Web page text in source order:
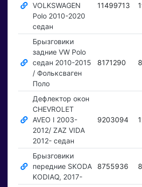
VOLKSWAGEN
Polo 2010-2020
седан
11499713
Брызговики
задние VW Polo
седан 2010-2015
/ Фольксваген
Поло
8171290
Дефлектор окон
CHEVROLET
AVEO I 2003-
2012/ ZAZ VIDA
2012- седан
9203094
Брызговики
передние SKODA
KODIAQ, 2017-
8755936